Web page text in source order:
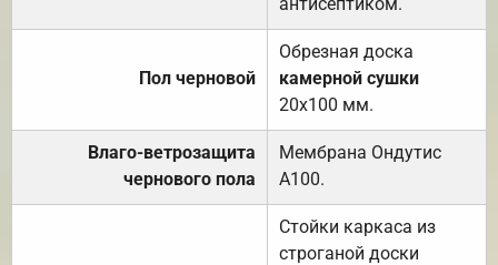
Пол черновой
Обрезная доска
камерной сушки
20х100 мм.
Влаго-ветрозащита
чернового пола
Мембрана Ондутис
А100.
Стойки каркаса из
строганой доски